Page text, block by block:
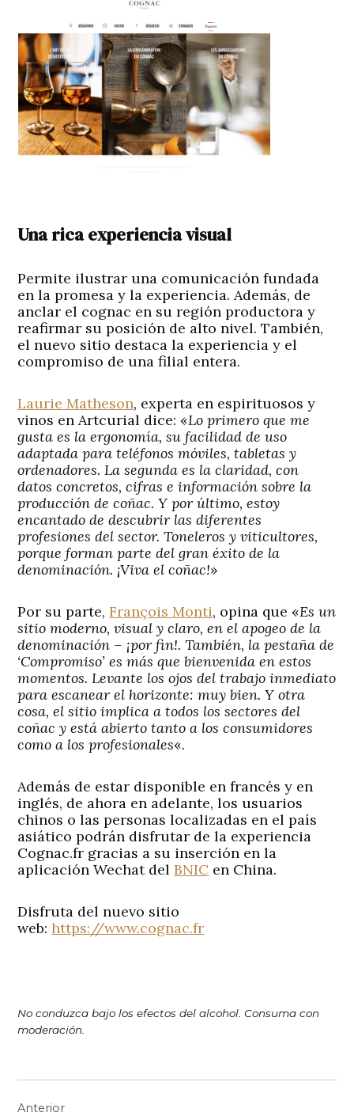
Una rica experiencia visual
Permite ilustrar una comunicación fundada
en la promesa y la experiencia. Además, de
anclar el cognac en su región productora y
reafirmar su posición de alto nivel. También,
el nuevo sitio destaca la experiencia y el
compromiso de una filial entera.
Laurie Matheson, experta en espirituosos y
vinos en Artcurial dice: «Lo primero que me
gusta es la ergonomía, su facilidad de uso
adaptada para teléfonos móviles, tabletas y
ordenadores. La segunda es la claridad, con
datos concretos, cifras e información sobre la
producción de coñac. Y por último, estoy
encantado de descubrir las diferentes
profesiones del sector. Toneleros y viticultores,
porque forman parte del gran éxito de la
denominación. ¡Viva el coñac!»
Por su parte,François Monti, opina que «Es un
sitio moderno, visual y claro, en el apogeo de la
denominación – ¡por fin!. También, la pestaña de
‘Compromiso’ es más que bienvenida en estos
momentos. Levante los ojos del trabajo inmediato
para escanear el horizonte: muy bien. Y otra
cosa, el sitio implica a todos los sectores del
coñac y está abierto tanto a los consumidores
como a los profesionales«.
Además de estar disponible en francés y en
inglés, de ahora en adelante, los usuarios
chinos o las personas localizadas en el país
asiático podrán disfrutar de la experiencia
Cognac.fr gracias a su inserción en la
aplicación Wechat delBNIC en China.
Disfruta del nuevo sitio
web:https://www.cognac.fr
No conduzca bajo los efectos del alcohol. Consuma con
moderación.
Anterior